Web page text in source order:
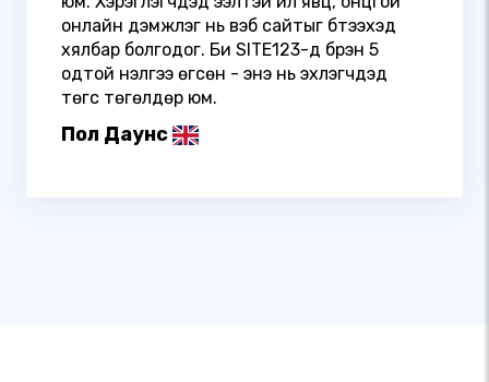
онлайн дэмжлэг нь вэб сайтыг бүтээхэд
хялбар болгодог. Би SITE123-д бүрэн 5
одтой үнэлгээ өгсөн - энэ нь эхлэгчдэд
төгс төгөлдөр юм.
Пол Даунс